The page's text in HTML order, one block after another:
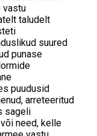
vastu
taludelt
suured
punase
puudusid
arreteeritud
sageli
need, kelle